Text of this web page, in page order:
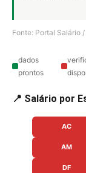
Fonte: Portal Salário
dados
prontos
📍 Salário por
AC
AM
DF